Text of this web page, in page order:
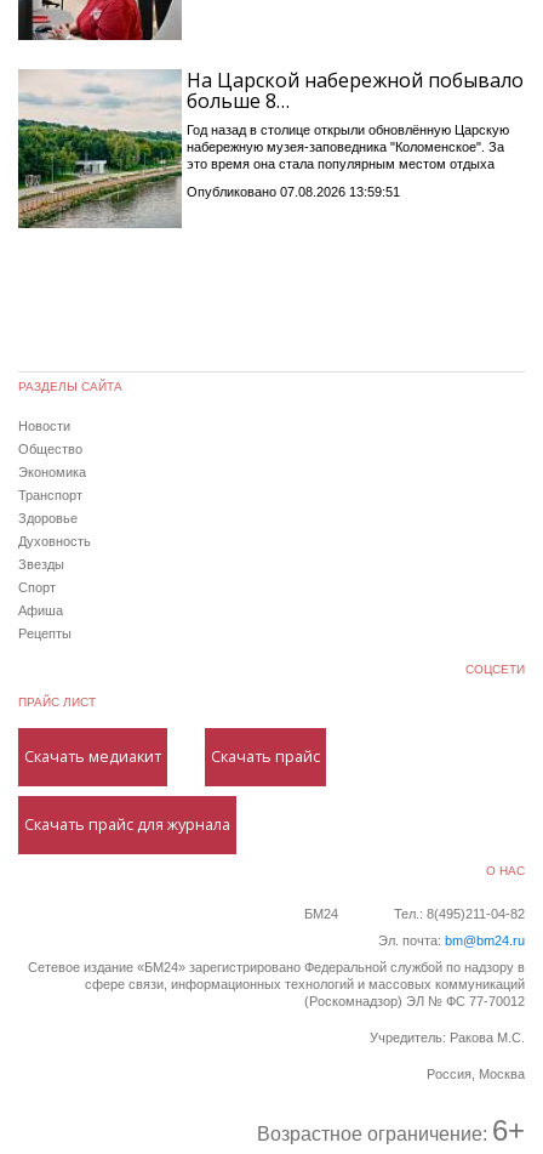
На Царской набережной побывало
больше 8…
Год назад в столице открыли обновлённую Царскую
набережную музея-заповедника "Коломенское". За
это время она стала популярным местом отдыха
Опубликовано 07.08.2026 13:59:51
РАЗДЕЛЫ САЙТА
Новости
Общество
Экономика
Транспорт
Здоровье
Духовность
Звезды
Спорт
Афиша
Рецепты
СОЦСЕТИ
ПРАЙС ЛИСТ
Скачать медиакит Скачать прайс
Скачать прайс для журнала
О НАС
БМ24
Тел.: 8(495)211-04-82
Эл. почта: bm@bm24.ru
Сетевое издание «БМ24» зарегистрировано Федеральной службой по надзору в
сфере связи, информационных технологий и массовых коммуникаций
(Роскомнадзор) ЭЛ № ФС 77-70012
Учредитель: Ракова М.С.
Россия, Москва
Возрастное ограничение: 6+